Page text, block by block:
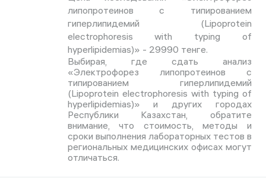
липопротеинов с типированием
гиперлипидемий (Lipoprotein
electrophoresis with typing of
hyperlipidemias)» - 29990 тенге.
Выбирая, где сдать анализ
«Электрофорез липопротеинов с
типированием гиперлипидемий
(Lipoprotein electrophoresis with typing of
hyperlipidemias)» и других городах
Республики Казахстан, обратите
внимание, что стоимость, методы и
сроки выполнения лабораторных тестов в
региональных медицинских офисах могут
отличаться.